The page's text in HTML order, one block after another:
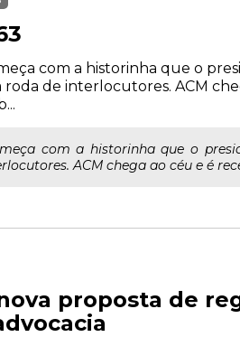
com a historinha que o
de interlocutores. ACM
com a historinha que o
ACM chega ao céu e é
proposta de